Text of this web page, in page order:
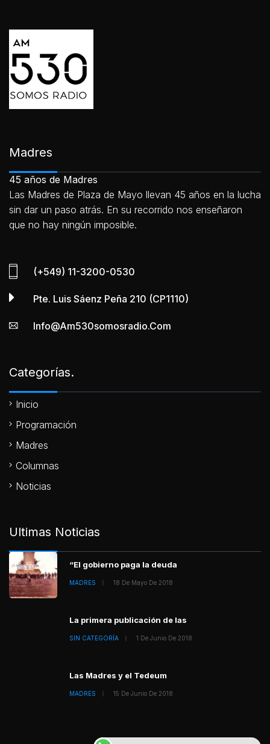
Madres
45 años de Madres
Las Madres de Plaza de Mayo llevan 45 años en la lucha
sin dar un paso atrás. En su recorrido nos enseñaron
que no hay ningún imposible.
(+549) 11-3200-0530
Pte. Luis Sáenz Peña 210 (CP1110)
Info@am530somosradio.com
Categorías.
Inicio
Programación
Madres
Columnas
Noticias
Ultimas Noticias
“El gobierno paga la deuda
MADRES 18 De Mayo De 2018
La primera publicación de las
SIN CATEGORÍA 1 De Junio De 2018
Las Madres y el Tedeum
MADRES 15 De Junio De 2018